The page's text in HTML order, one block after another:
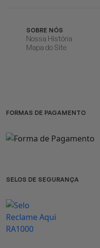
SOBRE NÓS
Nossa História
Mapa do Site
FORMAS DE PAGAMENTO
SELOS DE SEGURANÇA